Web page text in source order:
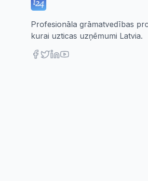
Profesionāla grāmatvedības
kurai uzticas uzņēmumi Latvia.